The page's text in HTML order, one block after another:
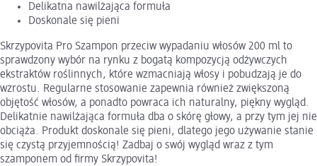
Delikatna nawilżająca formuła
Doskonale się pieni
Skrzypovita Pro Szampon przeciw wypadaniu włosów 200 ml to
sprawdzony wybór na rynku z bogatą kompozycją odżywczych
ekstraktów roślinnych, które wzmacniają włosy i pobudzają je do
wzrostu. Regularne stosowanie zapewnia również zwiększoną
objętość włosów, a ponadto powraca ich naturalny, piękny wygląd.
Delikatnie nawilżająca formuła dba o skórę głowy, a przy tym jej nie
obciąża. Produkt doskonale się pieni, dlatego jego używanie stanie
się czystą przyjemnością! Zadbaj o swój wygląd wraz z tym
szamponem od firmy Skrzypovita!